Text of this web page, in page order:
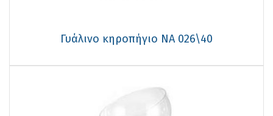
Γυάλινο κηροπήγιο NA 026\40